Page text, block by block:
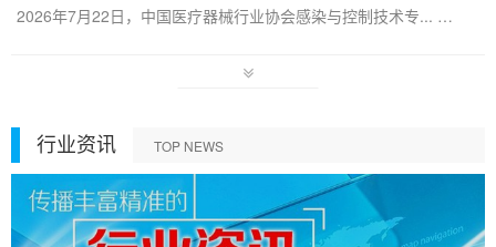
2026年7月22日，中国医疗器械行业协会感染与控制技术专... …
行业资讯 TOP NEWS